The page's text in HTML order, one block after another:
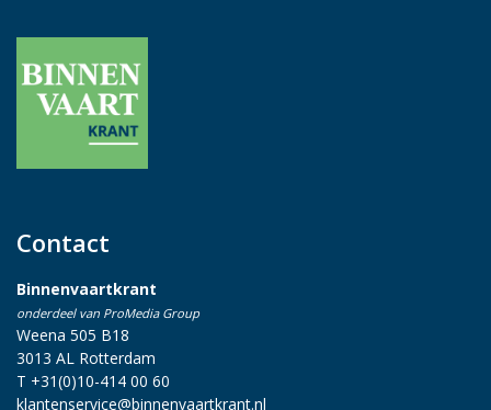
Contact
Binnenvaartkrant
onderdeel van ProMedia Group
Weena 505 B18
3013 AL Rotterdam
T +31(0)10-414 00 60
klantenservice@binnenvaartkrant.nl